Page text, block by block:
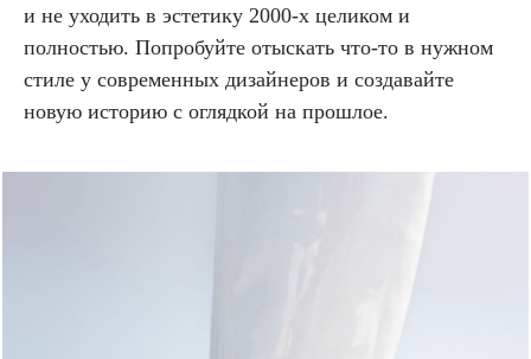
и не уходить в эстетику 2000-х целиком и
полностью. Попробуйте отыскать что-то в нужном
стиле у современных дизайнеров и создавайте
новую историю с оглядкой на прошлое.